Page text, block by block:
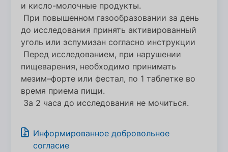
и кисло-молочные продукты.
При повышенном газообразовании за день
до исследования принять активированный
уголь или эспумизан согласно инструкции
Перед исследованием, при нарушении
пищеварения, необходимо принимать
мезим–форте или фестал, по 1 таблетке во
время приема пищи.
За 2 часа до исследования не мочиться.
Информированное добровольное
согласие